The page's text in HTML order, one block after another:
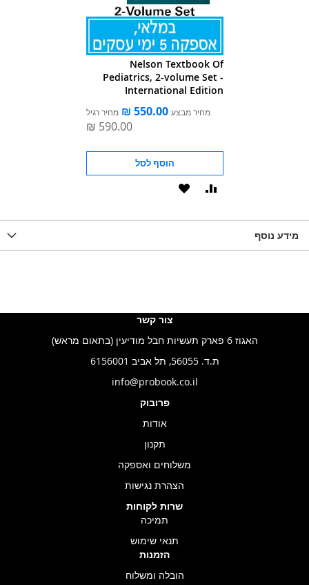
Nelson Textbook Of
Pediatrics, 2-volume Set -
International Edition
מחיר מבצע ‏550.00 ‏₪ מחיר רגיל
‏590.00 ‏₪
הוסף לסל
הוסף
מידע נוסף
צור קשר
האגוז 6 פארק תעשיות חבל מודיעין (בתאום מראש)
ת.ד. 56055, תל אביב 6156001
info@probook.co.il
פרובוק
אודות
תקנון
משלוחים ואספקה
הצהרת נגישות
שרות לקוחות
תמיכה
תנאי שימוש
הזמנות
הובלה ומשלוח